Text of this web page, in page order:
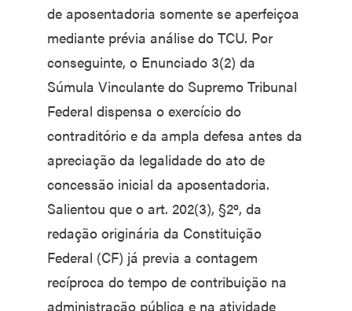
de aposentadoria somente se aperfeiçoa
mediante prévia análise do TCU. Por
conseguinte, o Enunciado 3(2) da
Súmula Vinculante do Supremo Tribunal
Federal dispensa o exercício do
contraditório e da ampla defesa antes da
apreciação da legalidade do ato de
concessão inicial da aposentadoria.
Salientou que o art. 202(3), §2º, da
redação originária da Constituição
Federal (CF) já previa a contagem
recíproca do tempo de contribuição na
administração pública e na atividade